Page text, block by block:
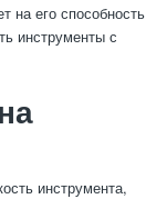
на его способность
инструменты с
инструмента,